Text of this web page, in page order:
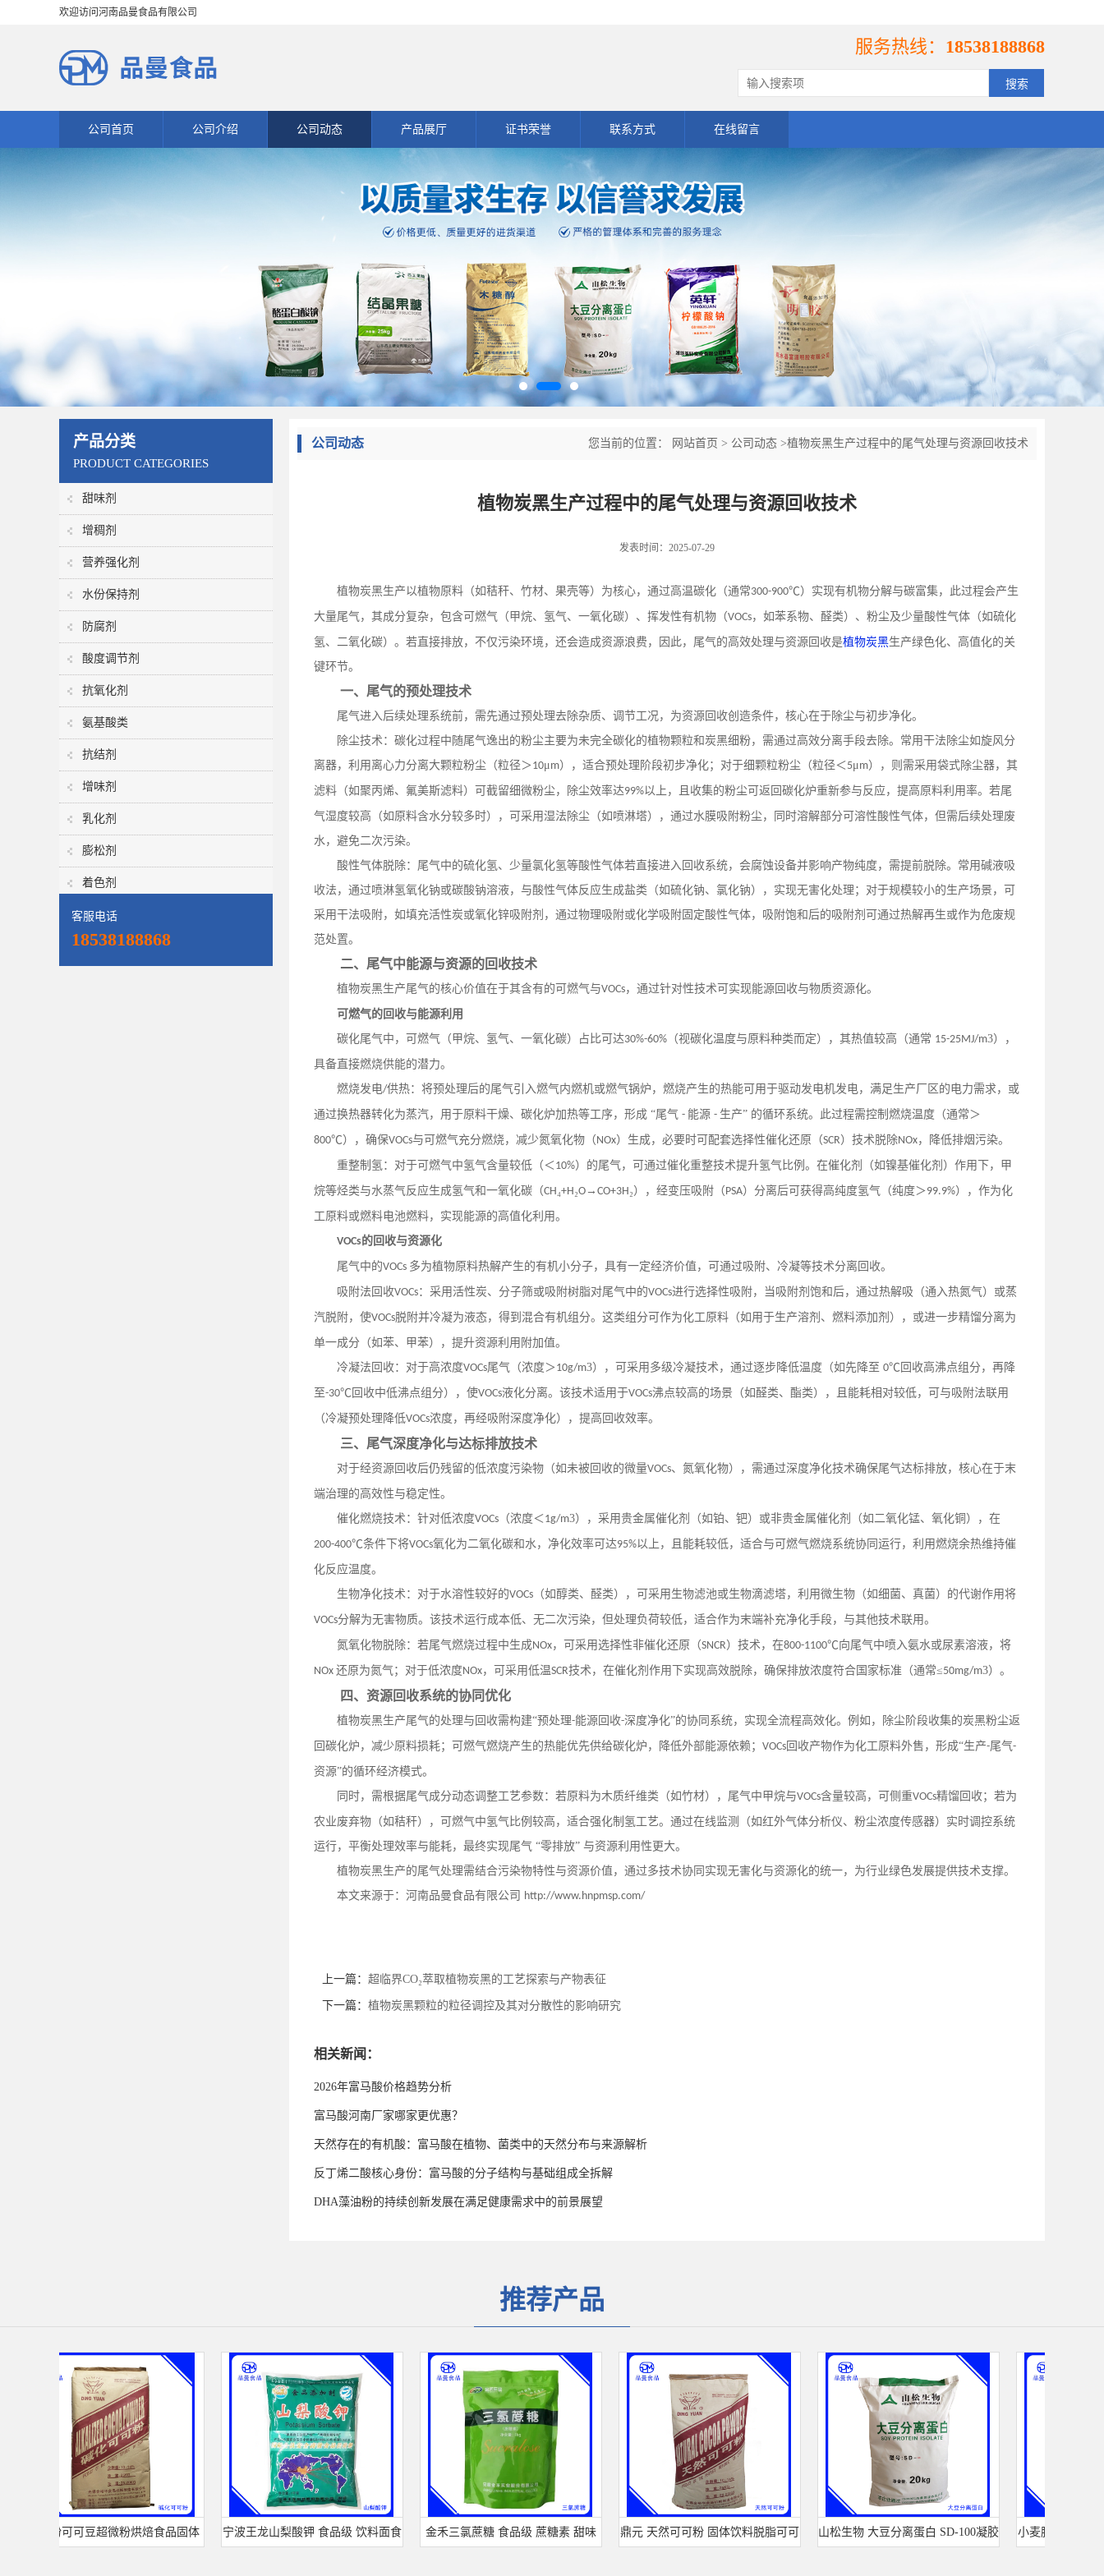
欢迎访问河南品曼食品有限公司
服务热线： 18538188868
公司首页 公司介绍 公司动态 产品展厅 证书荣誉 联系方式 在线留言
产品分类
PRODUCT CATEGORIES
甜味剂
增稠剂
营养强化剂
水份保持剂
防腐剂
酸度调节剂
抗氧化剂
氨基酸类
抗结剂
增味剂
乳化剂
膨松剂
着色剂
客服电话
18538188868
公司动态 您当前的位置： 网站首页 > 公司动态 >植物炭黑生产过程中的尾气处理与资源回收技术
植物炭黑生产过程中的尾气处理与资源回收技术
发表时间：2025-07-29
植物炭黑生产以植物原料（如秸秆、竹材、果壳等）为核心，通过高温碳化（通常300-900℃）实现有机物分解与碳富集，此过程会产生
大量尾气，其成分复杂，包含可燃气（甲烷、氢气、一氧化碳）、挥发性有机物（VOCs，如苯系物、醛类）、粉尘及少量酸性气体（如硫化
氢、二氧化碳）。若直接排放，不仅污染环境，还会造成资源浪费 ， 因此，尾气的高效处理与资源回收是植物炭黑生产绿色化、高值化的关
键环节。
一、尾气的预处理技术
尾气进入后续处理系统前，需先通过预处理去除杂质、调节工况，为资源回收创造条件，核心在于除尘与初步净化。
除尘技术：碳化过程中随尾气逸出的粉尘主要为未完全碳化的植物颗粒和炭黑细粉，需通过高效分离手段去除。常用干法除尘如旋风分
离器，利用离心力分离大颗粒粉尘（粒径＞10μm），适合预处理阶段初步净化；对于细颗粒粉尘（粒径＜5μm），则需采用袋式除尘器，其
滤料（如聚丙烯、氟美斯滤料）可截留细微粉尘，除尘效率达99%以上，且收集的粉尘可返回碳化炉重新参与反应，提高原料利用率。若尾
气湿度较高（如原料含水分较多时），可采用湿法除尘（如喷淋塔），通过水膜吸附粉尘，同时溶解部分可溶性酸性气体，但需后续处理废
水，避免二次污染。
酸性气体脱除：尾气中的硫化氢、少量氯化氢等酸性气体若直接进入回收系统，会腐蚀设备并影响产物纯度，需提前脱除。常用碱液吸
收法，通过喷淋氢氧化钠或碳酸钠溶液，与酸性气体反应生成盐类（如硫化钠、氯化钠），实现无害化处理；对于规模较小的生产场景，可
采用干法吸附，如填充活性炭或氧化锌吸附剂，通过物理吸附或化学吸附固定酸性气体，吸附饱和后的吸附剂可通过热解再生或作为危废规
范处置。
二、尾气中能源与资源的回收技术
植物炭黑生产尾气的核心价值在于其含有的可燃气与VOCs，通过针对性技术可实现能源回收与物质资源化。
可燃气的回收与能源利用
碳化尾气中，可燃气（甲烷、氢气、一氧化碳）占比可达30%-60% （视碳化温度与原料种类而定），其热值较高（通常 15-25MJ/m3），
具备直接燃烧供能的潜力。
燃烧发电/供热：将预处理后的尾气引入燃气内燃机或燃气锅炉，燃烧产生的热能可用于驱动发电机发电，满足生产厂区的电力需求，或
通过换热器转化为蒸汽，用于原料干燥、碳化炉加热等工序，形成 “尾气 - 能源 - 生产” 的循环系统。此过程需控制燃烧温度（通常＞
800℃），确保VOCs与可燃气充分燃烧，减少氮氧化物（NOx）生成，必要时可配套选择性催化还原（SCR）技术脱除NOx，降低排烟污染。
重整制氢：对于可燃气中氢气含量较低（＜10%）的尾气，可通过催化重整技术提升氢气比例。在催化剂（如镍基催化剂）作用下，甲
烷等烃类与水蒸气反应生成氢气和一氧化碳（CH₄+H₂O → CO+3H₂），经变压吸附（PSA）分离后可获得高纯度氢气（纯度＞99.9%），作为化
工原料或燃料电池燃料，实现能源的高值化利用。
VOCs的回收与资源化
尾气中的VOCs 多为植物原料热解产生的有机小分子，具有一定经济价值，可通过吸附、冷凝等技术分离回收。
吸附法回收VOCs：采用活性炭、分子筛或吸附树脂对尾气中的VOCs进行选择性吸附，当吸附剂饱和后，通过热解吸（通入热氮气）或蒸
汽脱附，使VOCs脱附并冷凝为液态，得到混合有机组分。这类组分可作为化工原料（如用于生产溶剂、燃料添加剂），或进一步精馏分离为
单一成分（如苯、甲苯），提升资源利用附加值。
冷凝法回收：对于高浓度VOCs尾气（浓度＞10g/m3），可采用多级冷凝技术，通过逐步降低温度（如先降至 0℃回收高沸点组分，再降
至-30℃回收中低沸点组分），使VOCs液化分离。该技术适用于VOCs沸点较高的场景（如醛类、酯类），且能耗相对较低，可与吸附法联用
（冷凝预处理降低VOCs浓度，再经吸附深度净化），提高回收效率。
三、尾气深度净化与达标排放技术
对于经资源回收后仍残留的低浓度污染物（如未被回收的微量VOCs、氮氧化物），需通过深度净化技术确保尾气达标排放，核心在于末
端治理的高效性与稳定性。
催化燃烧技术：针对低浓度VOCs （浓度＜1g/m3），采用贵金属催化剂（如铂、钯）或非贵金属催化剂（如二氧化锰、氧化铜），在
200-400℃条件下将VOCs氧化为二氧化碳和水，净化效率可达95%以上，且能耗较低，适合与可燃气燃烧系统协同运行，利用燃烧余热维持催
化反应温度。
生物净化技术：对于水溶性较好的VOCs （如醇类、醛类），可采用生物滤池或生物滴滤塔，利用微生物（如细菌、真菌）的代谢作用将
VOCs分解为无害物质。该技术运行成本低、无二次污染，但处理负荷较低，适合作为末端补充净化手段，与其他技术联用。
氮氧化物脱除：若尾气燃烧过程中生成NOx，可采用选择性非催化还原（SNCR）技术，在800-1100℃向尾气中喷入氨水或尿素溶液，将
NOx 还原为氮气；对于低浓度NOx，可采用低温SCR技术，在催化剂作用下实现高效脱除，确保排放浓度符合国家标准（通常≤50mg/m3）。
四、资源回收系统的协同优化
植物炭黑生产尾气的处理与回收需构建“预处理-能源回收-深度净化”的协同系统，实现全流程高效化。例如，除尘阶段收集的炭黑粉尘返
回碳化炉，减少原料损耗；可燃气燃烧产生的热能优先供给碳化炉，降低外部能源依赖； VOCs 回收产物作为化工原料外售，形成“生产-尾气-
资源”的循环经济模式。
同时，需根据尾气成分动态调整工艺参数：若原料为木质纤维类（如竹材），尾气中甲烷与VOCs含量较高，可侧重VOCs精馏回收；若为
农业废弃物（如秸秆），可燃气中氢气比例较高，适合强化制氢工艺。通过在线监测（如红外气体分析仪、粉尘浓度传感器）实时调控系统
运行，平衡处理效率与能耗，最终实现尾气 “零排放” 与资源利用性更大。
植物炭黑生产的尾气处理需结合污染物特性与资源价值，通过多技术协同实现无害化与资源化的统一，为行业绿色发展提供技术支撑。
本文来源于：河南品曼食品有限公司 http://www.hnpmsp.com/
上一篇： 超临界CO₂萃取植物炭黑的工艺探索与产物表征
下一篇： 植物炭黑颗粒的粒径调控及其对分散性的影响研究
相关新闻：
2026年富马酸价格趋势分析
富马酸河南厂家哪家更优惠？
天然存在的有机酸：富马酸在植物、菌类中的天然分布与来源解析
反丁烯二酸核心身份：富马酸的分子结构与基础组成全拆解
DHA藻油粉的持续创新发展在满足健康需求中的前景展望
推荐产品
可粉可可豆超微粉烘焙食品固体 宁波王龙山梨酸钾 食品级 饮料面食 金禾三氯蔗糖 食品级 蔗糖素 甜味 鼎元 天然可可粉 固体饮料脱脂可可 山松生物 大豆分离蛋白 SD-100凝胶 小麦膳食纤维 营养增